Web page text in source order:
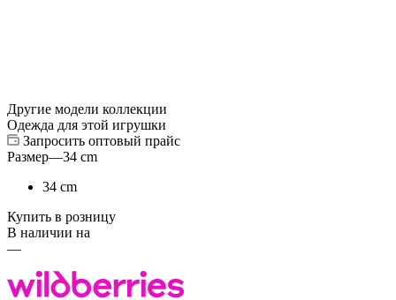
Другие модели коллекции
Одежда для этой игрушки
Запросить оптовый прайс
Размер—34 cm
34 cm
Купить в розницу
В наличии на
—